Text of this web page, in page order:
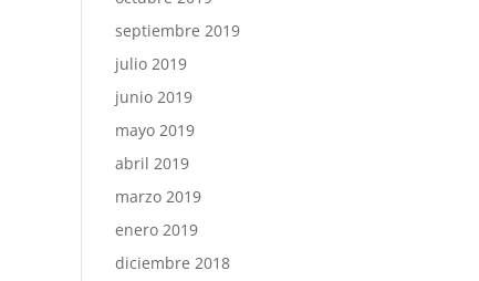
septiembre 2019
julio 2019
junio 2019
mayo 2019
abril 2019
marzo 2019
enero 2019
diciembre 2018